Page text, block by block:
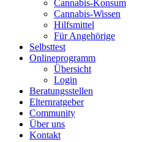
Cannabis-Konsum
Cannabis-Wissen
Hilfsmittel
Für Angehörige
Selbsttest
Onlineprogramm
Übersicht
Login
Beratungsstellen
Elternratgeber
Community
Über uns
Kontakt